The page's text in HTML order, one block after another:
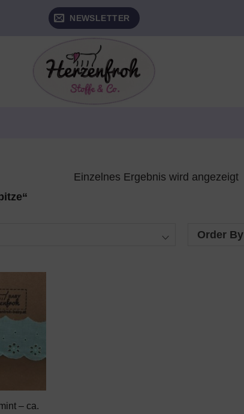
NEWSLETTER
Einzelnes Ergebnis wird angezeigt
Order By
– ca.